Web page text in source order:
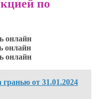
по
онлайн
онлайн
онлайн
гранью от 31.01.2024